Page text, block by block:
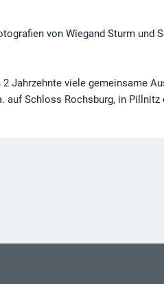
von Wiegand Sturm und
Jahrzehnte viele gemeinsame
auf Schloss Rochsburg, in